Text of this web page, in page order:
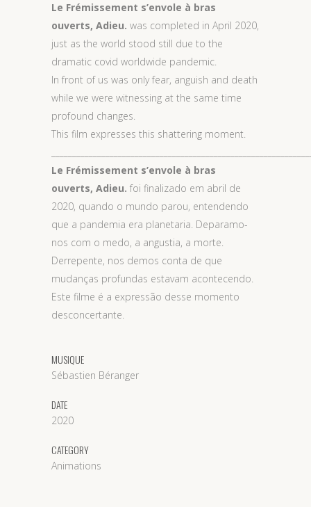
Le Frémissement s’envole à bras
ouverts, Adieu. was completed in April 2020,
just as the world stood still due to the
dramatic covid worldwide pandemic.
In front of us was only fear, anguish and death
while we were witnessing at the same time
profound changes.
This film expresses this shattering moment.
Le Frémissement s’envole à bras
ouverts, Adieu. foi finalizado em abril de
2020, quando o mundo parou, entendendo
que a pandemia era planetaria. Deparamo-
nos com o medo, a angustia, a morte.
Derrepente, nos demos conta de que
mudanças profundas estavam acontecendo.
Este filme é a expressão desse momento
desconcertante.
MUSIQUE
Sébastien Béranger
DATE
2020
CATEGORY
Animations